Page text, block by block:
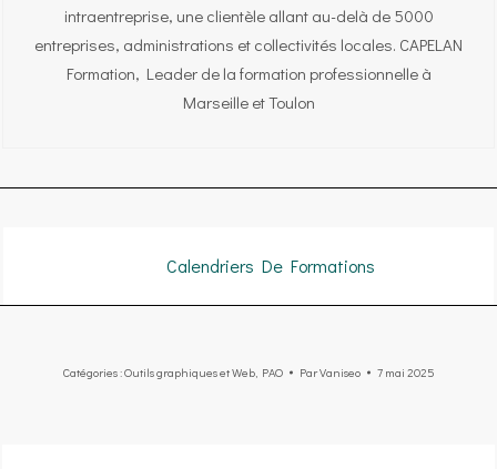
intraentreprise, une clientèle allant au-delà de 5000
entreprises, administrations et collectivités locales. CAPELAN
Formation, Leader de la formation professionnelle à
Marseille et Toulon
Calendriers De Formations
Catégories :Outils graphiques et Web, PAO ParVaniseo 7 mai 2025